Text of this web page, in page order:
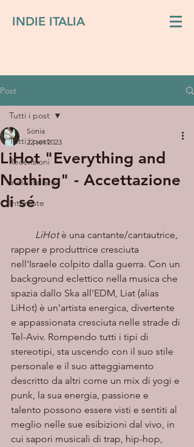
INDIE ITALIA
Post
Tutti i post
Recensioni
Indie italiano
Interviste
Tutti i post
LiHot "Everything and
Nothing" - Accettazione
di sé
Sonia
22 set 2023
LiHot è una cantante/cantautrice,
rapper e produttrice cresciuta
nell'Israele colpito dalla guerra. Con un
background eclettico nella musica che
spazia dallo Ska all'EDM, Liat (alias
LiHot) è un'artista energica, divertente
e appassionata cresciuta nelle strade di
Tel-Aviv. Rompendo tutti i tipi di
stereotipi, sta uscendo con il suo stile
personale e il suo atteggiamento
descritto da altri come un mix di yogi e
punk, la sua energia, passione e
talento possono essere visti e sentiti al
meglio nelle sue esibizioni dal vivo, in
cui sapori musicali di trap, hip-hop,